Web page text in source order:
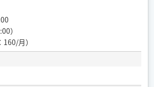
）
160/月）